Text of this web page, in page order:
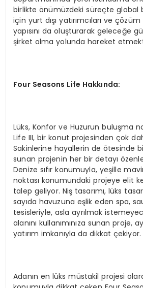
birlikte önümüzdeki süreçte global
için yurt dışı yatırımcıları ve
yapısını da oluşturarak geleceğe
şirket olma yolunda hareket
Four Seasons Life Hakkında:
Lüks, Konfor ve Huzurun buluşma
Life III, bir konut projesinden çok
Sakinlerine hayallerin de ötesinde
sunan projenin her bir detayı
Denize sıfır konumuyla, yeşille
noktası konumundaki projeye elit
talep geliyor. Niş tasarımı, lüks
sayıda havuzuna eşlik eden spa,
tesisleriyle, asla ayrılmak
alanını kullanımınıza sunan proje,
yatırım imkanıyla da dikkat çekiyor.
Adanın en lüks müstakil projesi